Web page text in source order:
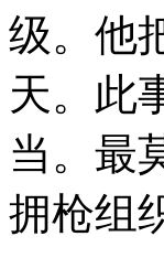
80后追忆高
盘点明星们
级。他
天。此
当。最
拥枪组